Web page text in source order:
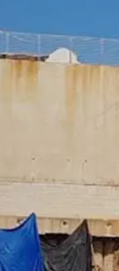
ved at klikke på følgende
håndterer brugerdata,
databehandling og
Operatøren af
oprettes der en
logget ind på din
det ved at logge af din
til art. 6 punkt 1 (f) i